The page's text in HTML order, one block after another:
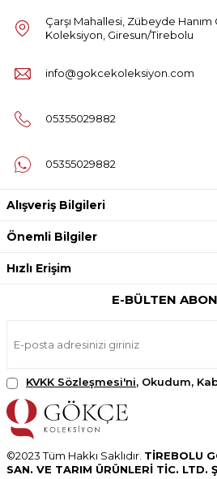
Çarşı Mahallesi, Zübeyde
Koleksiyon, Giresun/Tirebolu
info@gokcekoleksiyon.com
05355029882
05355029882
Alışveriş Bilgileri
Önemli Bilgiler
Hızlı Erişim
E-BÜLTEN
KVKK Sözleşmesi'ni, Okudum,
©2023 Tüm Hakkı Saklıdır. TİREBOLU
SAN. VE TARIM ÜRÜNLERİ TİC. LTD.